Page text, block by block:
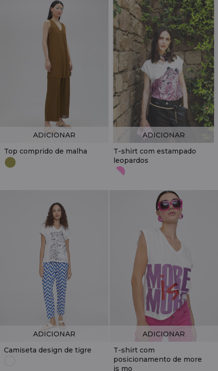
Top comprido de malha
ADICIONAR
T-shirt com estampado
leopardos
ADICIONAR
Camiseta design de tigre
ADICIONAR
T-shirt com
posicionamento de more
is mo
ADICIONAR